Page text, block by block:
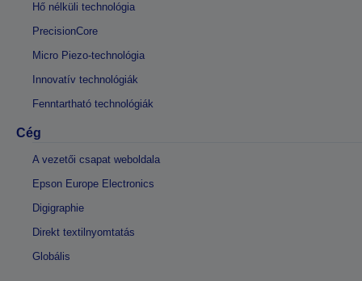
Hő nélküli technológia
PrecisionCore
Micro Piezo-technológia
Innovatív technológiák
Fenntartható technológiák
Cég
A vezetői csapat weboldala
Epson Europe Electronics
Digigraphie
Direkt textilnyomtatás
Globális